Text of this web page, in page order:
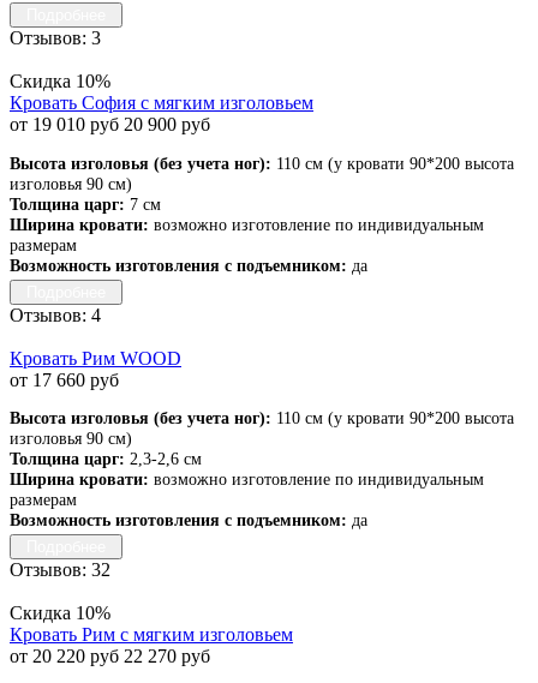
Отзывов: 3
Скидка 10%
Кровать София с мягким изголовьем
от 19 010 руб 20 900 руб
Высота изголовья (без учета ног): 110 см (у кровати 90*200 высота
изголовья 90 см)
Толщина царг: 7 см
Ширина кровати: возможно изготовление по индивидуальным
размерам
Возможность изготовления с подъемником: да
Отзывов: 4
Кровать Рим WOOD
от 17 660 руб
Высота изголовья (без учета ног): 110 см (у кровати 90*200 высота
изголовья 90 см)
Толщина царг: 2,3-2,6 см
Ширина кровати: возможно изготовление по индивидуальным
размерам
Возможность изготовления с подъемником: да
Отзывов: 32
Скидка 10%
Кровать Рим с мягким изголовьем
от 20 220 руб 22 270 руб